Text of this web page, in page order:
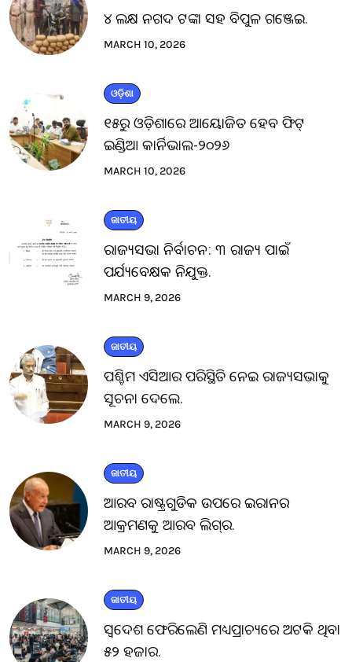
୪ ଲକ୍ଷ ନଗଦ ଟଙ୍କା ସହ ବିପୁଳ ଗଞ୍ଜେଇ.
MARCH 10, 2026
ଓଡ଼ିଶା
୧୫ରୁ ଓଡ଼ିଶାରେ ଆୟୋଜିତ ହେବ ଫିଟ୍
ଇଣ୍ଡିଆ କାର୍ନିଭାଲ-୨୦୨୬
MARCH 10, 2026
ଜାତୀୟ
ରାଜ୍ୟସଭା ନିର୍ବାଚନ: ୩ ରାଜ୍ୟ ପାଇଁ
ପର୍ଯ୍ୟବେକ୍ଷକ ନିଯୁକ୍ତ.
MARCH 9, 2026
ଜାତୀୟ
ପଶ୍ଚିମ ଏସିଆର ପରିସ୍ଥିତି ନେଇ ରାଜ୍ୟସଭାକୁ
ସୂଚନା ଦେଲେ.
MARCH 9, 2026
ଜାତୀୟ
ଆରବ ରାଷ୍ଟ୍ରଗୁଡିକ ଉପରେ ଇରାନର
ଆକ୍ରମଣକୁ ଆରବ ଲିଗ୍‌ର.
MARCH 9, 2026
ଜାତୀୟ
ସ୍ବଦେଶ ଫେରିଲେଣି ମଧ୍ୟପ୍ରାଚ୍ୟରେ ଅଟକି ଥିବା
୫୨ ହଜାର.